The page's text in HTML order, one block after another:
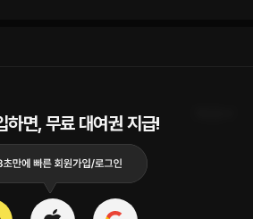
하면, 무료 대여권 지급!